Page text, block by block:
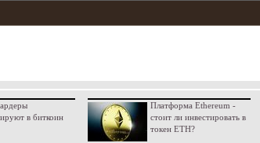
в биткоин
Платформа Ethereum -
стоит ли инвестировать в
токен ETH?